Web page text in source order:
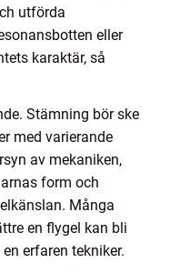
utförda
eller
karaktär, så
Stämning bör ske
med varierande
av mekaniken,
form och
Många
en flygel kan bli
erfaren tekniker.